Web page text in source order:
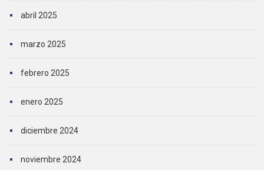
abril 2025
marzo 2025
febrero 2025
enero 2025
diciembre 2024
noviembre 2024